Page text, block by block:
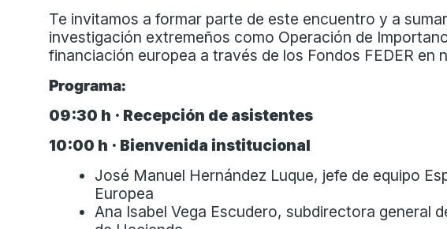
Te invitamos a formar parte de este encuentro y a
investigación extremeños como Operación de
financiación europea a través de los Fondos FEDER en
Programa:
09:30 h · Recepción de asistentes
10:00 h · Bienvenida institucional
José Manuel Hernández Luque, jefe de equipo
Europea
Ana Isabel Vega Escudero, subdirectora general